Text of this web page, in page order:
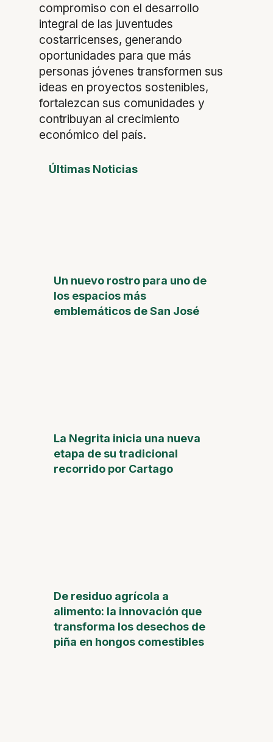
compromiso con el desarrollo
integral de las juventudes
costarricenses, generando
oportunidades para que más
personas jóvenes transformen sus
ideas en proyectos sostenibles,
fortalezcan sus comunidades y
contribuyan al crecimiento
económico del país.
Últimas Noticias
Un nuevo rostro para uno de
los espacios más
emblemáticos de San José
La Negrita inicia una nueva
etapa de su tradicional
recorrido por Cartago
De residuo agrícola a
alimento: la innovación que
transforma los desechos de
piña en hongos comestibles